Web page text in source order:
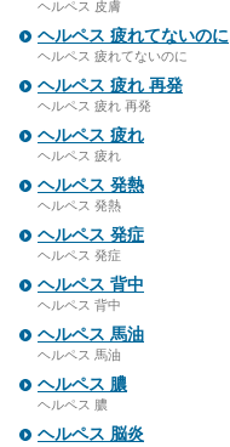
ヘルペス 皮膚
ヘルペス 疲れてないのに
ヘルペス 疲れてないのに
ヘルペス 疲れ 再発
ヘルペス 疲れ 再発
ヘルペス 疲れ
ヘルペス 疲れ
ヘルペス 発熱
ヘルペス 発熱
ヘルペス 発症
ヘルペス 発症
ヘルペス 背中
ヘルペス 背中
ヘルペス 馬油
ヘルペス 馬油
ヘルペス 膿
ヘルペス 膿
ヘルペス 脳炎